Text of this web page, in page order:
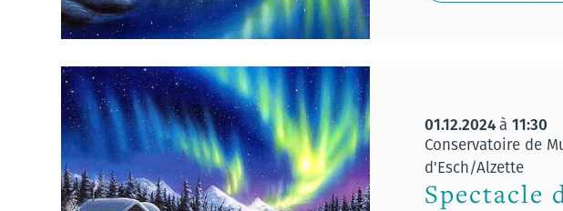
01.12.2024à 11:30
Conservatoire de
d'Esch/Alzette
Spectacle